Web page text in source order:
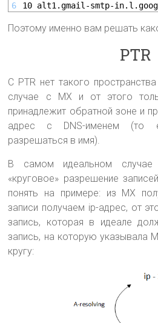
6
10 alt1.gmail-smtp-
Поэтому именно вам решать
PTR
С PTR нет такого
случае с MX и от этого
принадлежит обратной зоне и
адрес с DNS-именем (то
разрешаться в имя).
В самом идеальном случае
«круговое» разрешение
понять на примере: из MX
записи получаем ip-адрес, от
запись, которая в идеале
запись, на которую указывала
кругу: